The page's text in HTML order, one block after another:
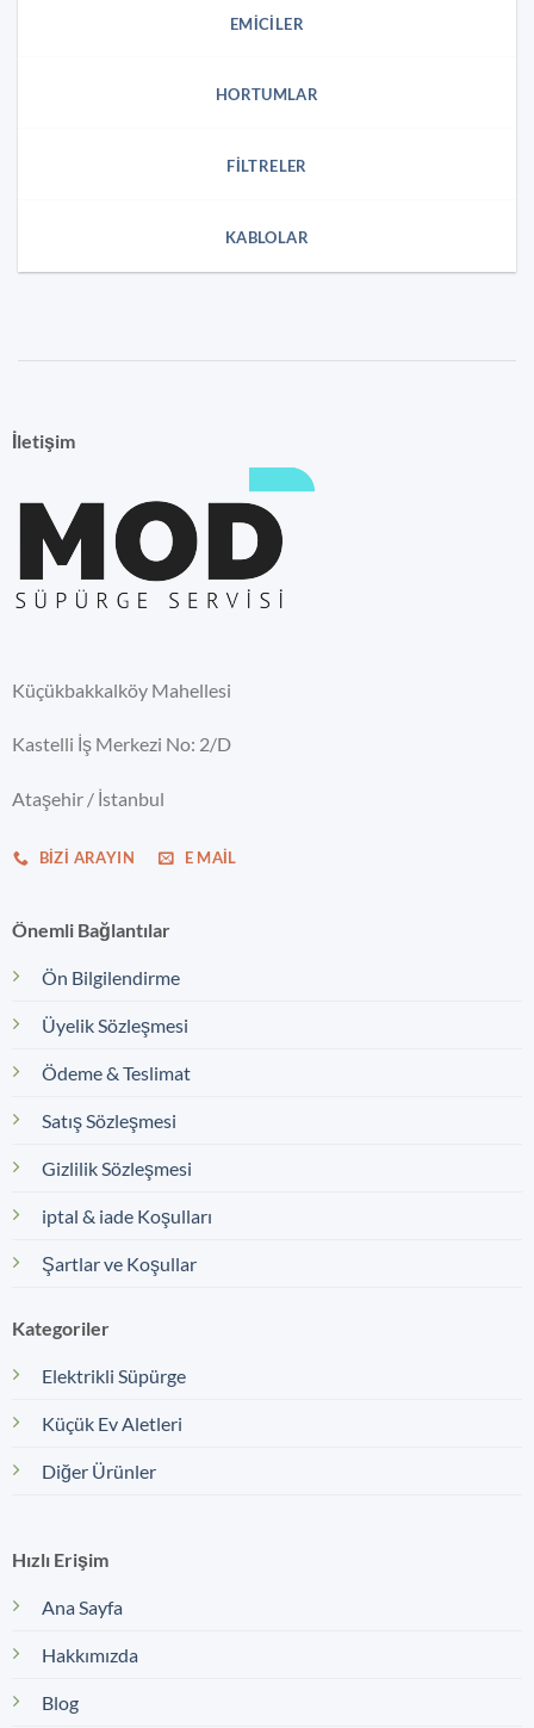
EMICILER
HORTUMLAR
FILTRELER
KABLOLAR
İletişim
Küçükbakkalköy Mahellesi
Kastelli İş Merkezi No: 2/D
Ataşehir / İstanbul
BIZI ARAYIN E MAIL
Önemli Bağlantılar
Ön Bilgilendirme
Üyelik Sözleşmesi
Ödeme & Teslimat
Satış Sözleşmesi
Gizlilik Sözleşmesi
iptal & iade Koşulları
Şartlar ve Koşullar
Kategoriler
Elektrikli Süpürge
Küçük Ev Aletleri
Diğer Ürünler
Hızlı Erişim
Ana Sayfa
Hakkımızda
Blog